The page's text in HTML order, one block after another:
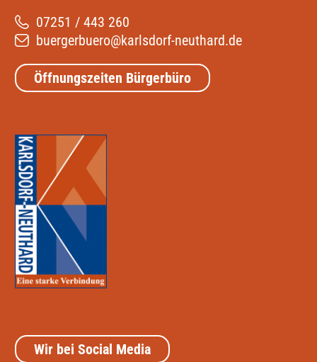
07251 / 443 260
buergerbuero@karlsdorf-neuthard.de
Öffnungszeiten Bürgerbüro
Wir bei Social Media